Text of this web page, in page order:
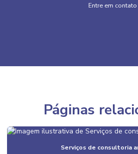
Entre em contato
Páginas
Serviços de consultoria